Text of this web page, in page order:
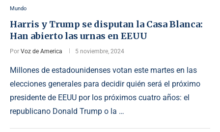
Mundo
Harris y Trump se disputan la Casa Blanca:
Han abierto las urnas en EEUU
Por Voz de America 5 noviembre, 2024
Millones de estadounidenses votan este martes en las
elecciones generales para decidir quién será el próximo
presidente de EEUU por los próximos cuatro años: el
republicano Donald Trump o la …